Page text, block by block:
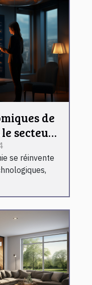
de
secteur
et au
se réinvente